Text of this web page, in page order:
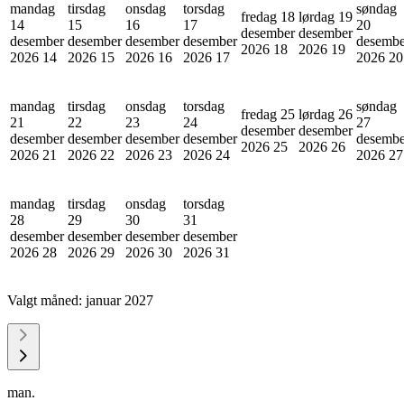
mandag
14
desember
2026 14
tirsdag
15
desember
2026 15
onsdag
16
desember
2026 16
torsdag
17
desember
2026 17
fredag 18
desember
2026 18
lørdag 19
desember
2026 19
søndag
20
2026 20
mandag
21
desember
2026 21
tirsdag
22
desember
2026 22
onsdag
23
desember
2026 23
torsdag
24
desember
2026 24
fredag 25
desember
2026 25
lørdag 26
desember
2026 26
søndag
27
2026 27
mandag
28
desember
2026 28
tirsdag
29
desember
2026 29
onsdag
30
desember
2026 30
torsdag
31
desember
2026 31
Valgt måned: januar 2027
man.